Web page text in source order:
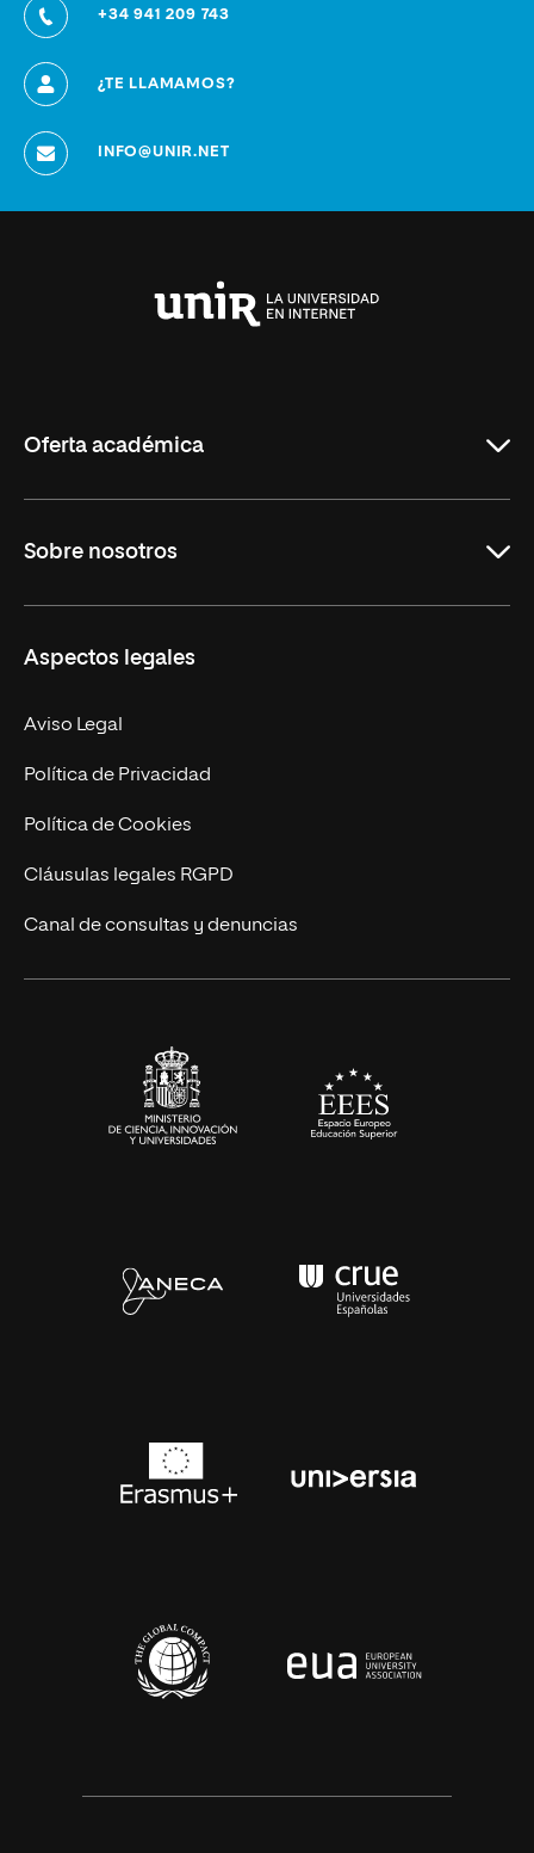
+34 941 209 743
¿TE LLAMAMOS?
INFO@UNIR.NET
Oferta académica
Másteres Oficiales
Doctorados
Experto Universitario
Postgrados
Cursos Universitarios
Sobre nosotros
Facultades
Nuestro Equipo
Trabaja en UNIR
Actualidad
UNIR Revista
Eventos
Aspectos legales
Aviso Legal
Política de Privacidad
Política de Cookies
Cláusulas legales RGPD
Canal de consultas y denuncias